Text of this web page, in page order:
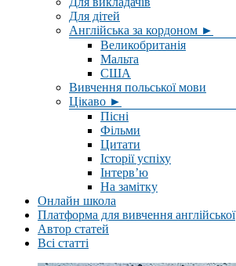
Для дітей
Англійська за кордоном ►
Великобританія
Мальта
США
Вивчення польської мови
Цікаво ►
Пісні
Фільми
Цитати
Історії успіху
Інтерв’ю
На замітку
Онлайн школа
Платформа для вивчення англійської
Автор статей
Всі статті